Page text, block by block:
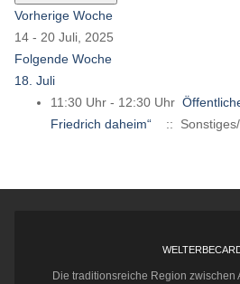
Vorherige Woche
14 - 20 Juli, 2025
Folgende Woche
18. Juli
11:30 Uhr - 12:30 Uhr
Friedrich daheim“
::
Die traditionsreiche Region zwischen